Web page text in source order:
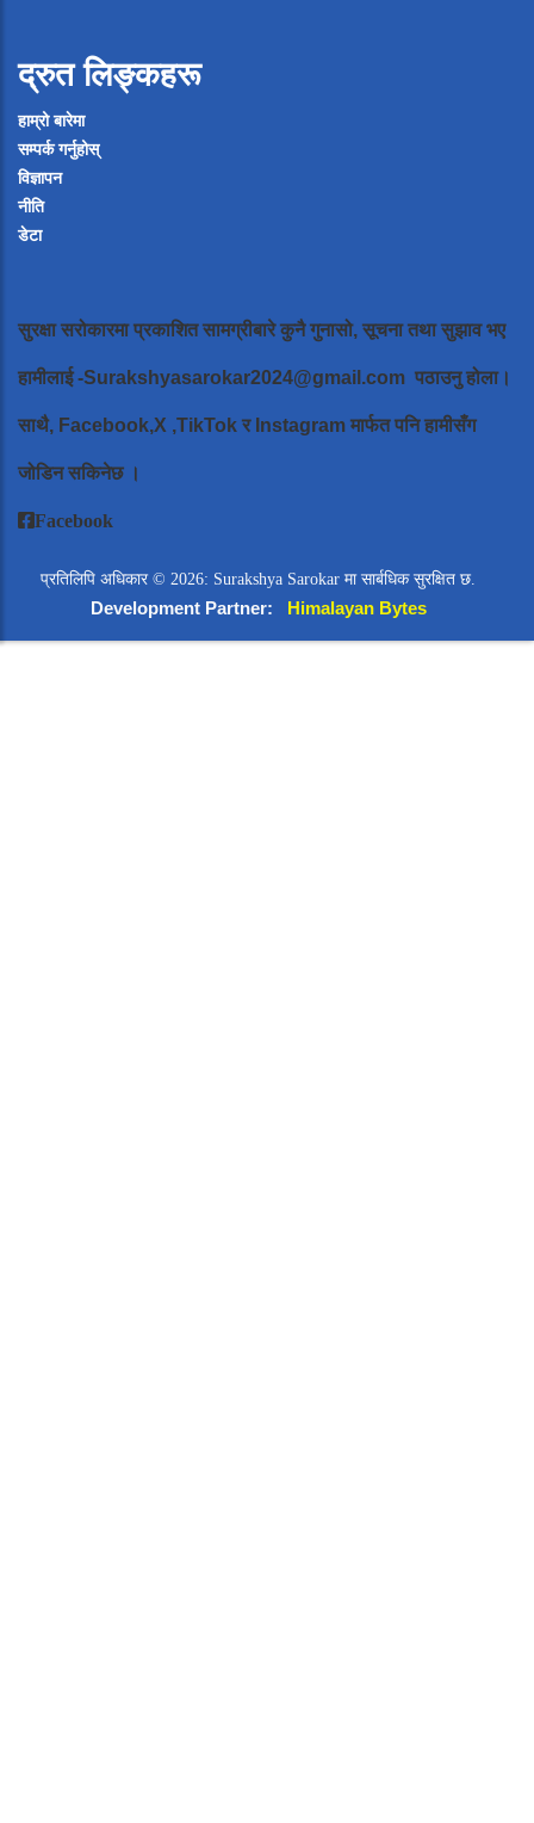
द्रुत लिङ्कहरू
हाम्रो बारेमा
सम्पर्क गर्नुहोस्
विज्ञापन
नीति
डेटा
सुरक्षा सरोकारमा प्रकाशित सामग्रीबारे कुनै गुनासो, सूचना तथा सुझाव भए
हामीलाई-Surakshyasarokar2024@gmail.com पठाउनु होला।
साथै, Facebook,X ,TikTok र Instagram मार्फत पनि हामीसँग
जोडिन सकिनेछ ।
Facebook
प्रतिलिपि अधिकार © 2026: Surakshya Sarokar मा सार्बधिक सुरक्षित छ.
Development Partner: Himalayan Bytes